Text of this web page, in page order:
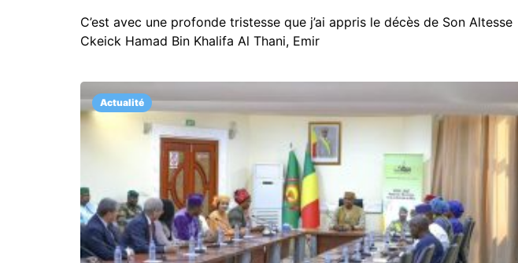
C’est avec une profonde tristesse que j’ai appris le décès de Son Altesse
Ckeick Hamad Bin Khalifa Al Thani, Emir
Actualité